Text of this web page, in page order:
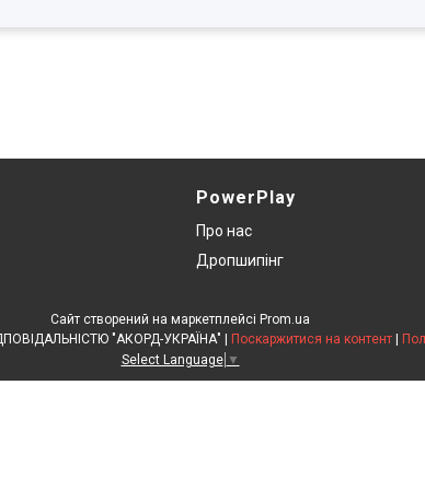
PowerPlay
Про нас
Дропшипінг
Сайт створений на маркетплейсі Prom.ua
ТОВАРИСТВО З ОБМЕЖЕНОЮ ВІДПОВІДАЛЬНІСТЮ "АКОРД-УКРАЇНА" | Поскаржитися на контент |
Select Language ▼